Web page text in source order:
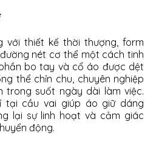
với thiết kế thời thượng, form
nét cơ thể một cách tinh
bo tay và cổ áo được dệt
thể chỉn chu, chuyên nghiệp
trong suốt ngày dài làm việc.
tại cầu vai giúp áo giữ dáng
lại sự linh hoạt và cảm giác
động.